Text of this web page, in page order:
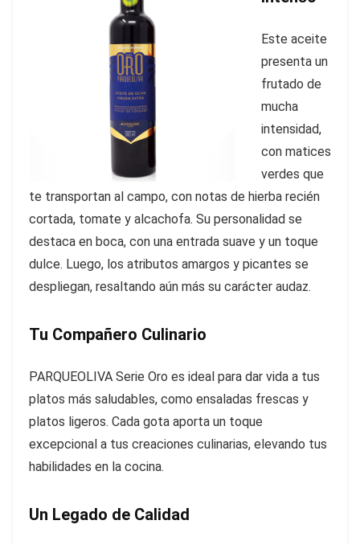
Este aceite
presenta un
frutado de
mucha
intensidad,
con matices
verdes que
te transportan al campo, con notas de hierba recién
cortada, tomate y alcachofa. Su personalidad se
destaca en boca, con una entrada suave y un toque
dulce. Luego, los atributos amargos y picantes se
despliegan, resaltando aún más su carácter audaz.
Tu Compañero Culinario
PARQUEOLIVA Serie Oro es ideal para dar vida a tus
platos más saludables, como ensaladas frescas y
platos ligeros. Cada gota aporta un toque
excepcional a tus creaciones culinarias, elevando tus
habilidades en la cocina.
Un Legado de Calidad